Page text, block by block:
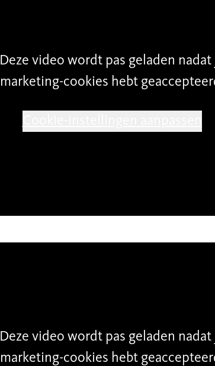
Deze video wordt pas geladen nadat
marketing-cookies hebt
Deze video wordt pas geladen nadat
marketing-cookies hebt